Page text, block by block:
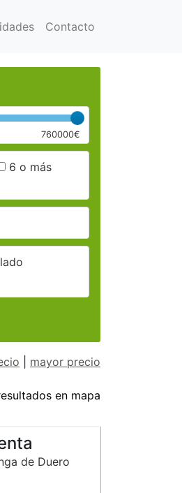
Contacto
760000€
6 o más
mayor precio
en mapa
de Duero